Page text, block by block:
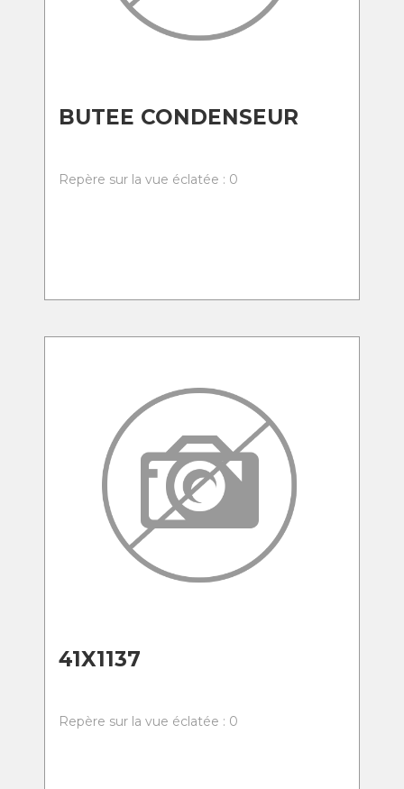
BUTEE CONDENSEUR
Repère sur la vue éclatée : 0
41X1137
Repère sur la vue éclatée : 0